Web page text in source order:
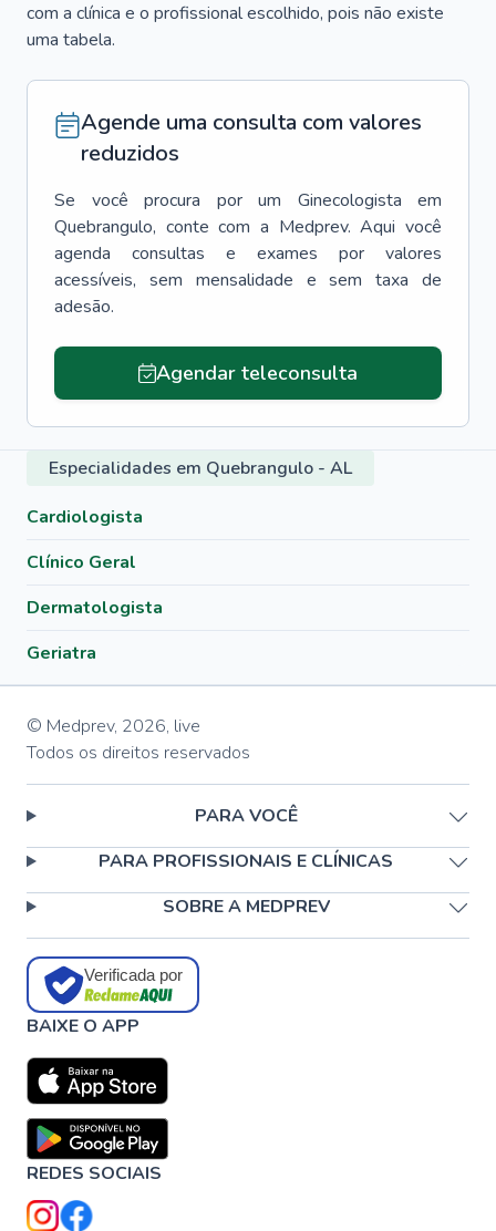
com a clínica e o profissional escolhido, pois não existe
uma tabela.
Agende uma consulta com valores
reduzidos
Se você procura por um Ginecologista
em
Quebrangulo, conte com a Medprev. Aqui você
agenda consultas e exames por valores
acessíveis, sem mensalidade e sem taxa de
adesão.
Agendar teleconsulta
Especialidades em Quebrangulo - AL
Cardiologista
Clínico Geral
Dermatologista
Geriatra
© Medprev, 2026, live
Todos os direitos reservados
PARA VOCÊ
PARA PROFISSIONAIS E CLÍNICAS
SOBRE A MEDPREV
Verificada por
BAIXE O APP
REDES SOCIAIS